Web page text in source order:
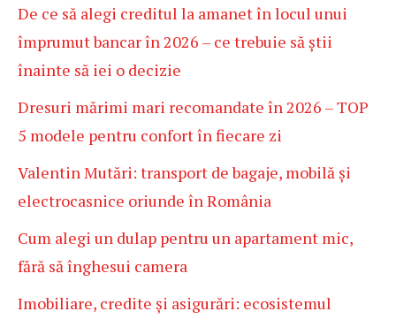
De ce să alegi creditul la amanet în locul unui
împrumut bancar în 2026 – ce trebuie să știi
înainte să iei o decizie
Dresuri mărimi mari recomandate în 2026 – TOP
5 modele pentru confort în fiecare zi
Valentin Mutări: transport de bagaje, mobilă și
electrocasnice oriunde în România
Cum alegi un dulap pentru un apartament mic,
fără să înghesui camera
Imobiliare, credite și asigurări: ecosistemul